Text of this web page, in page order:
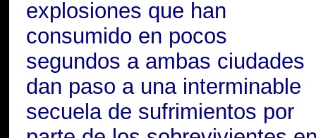
explosiones que han
consumido en pocos
segundos a ambas ciudades
dan paso a una interminable
secuela de sufrimientos por